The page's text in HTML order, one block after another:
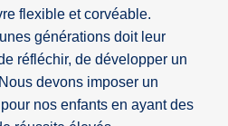
flexible et corvéable.
générations doit leur
réfléchir, de développer un
devons imposer un
nos enfants en ayant des